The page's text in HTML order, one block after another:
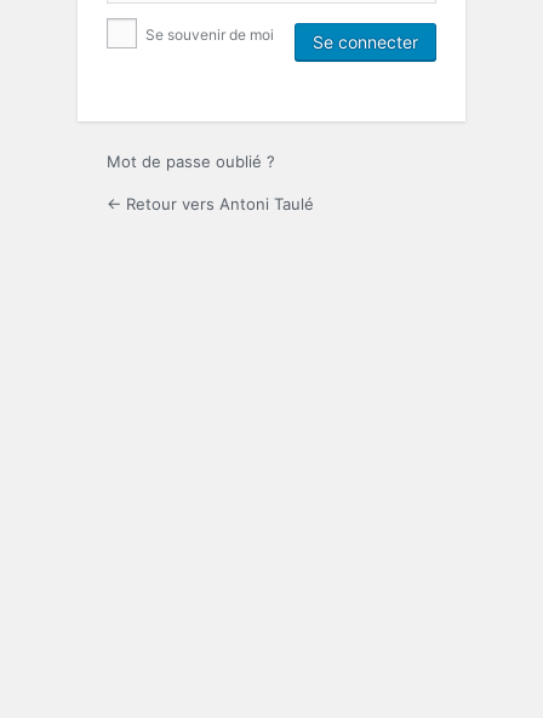
Se souvenir de moi
Mot de passe oublié ?
← Retour vers Antoni Taulé